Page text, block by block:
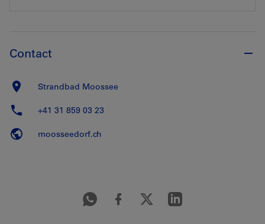
Contact
Strandbad Moossee
+41 31 859 03 23
moosseedorf.ch